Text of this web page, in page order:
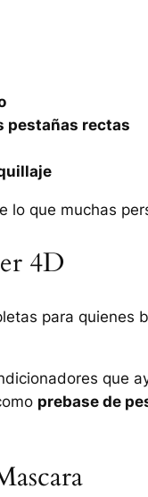
pestañas rectas
lo que muchas
4D
para quienes
que
prebase de